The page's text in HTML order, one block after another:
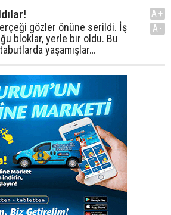
gözler önüne serildi. İş
bloklar, yerle bir oldu. Bu
yaşamışlar…
A+
A-